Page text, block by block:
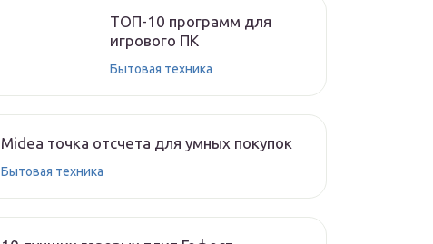
ТОП-10 программ для
игрового ПК
Бытовая техника
Midea точка отсчета для умных покупок
Бытовая техника